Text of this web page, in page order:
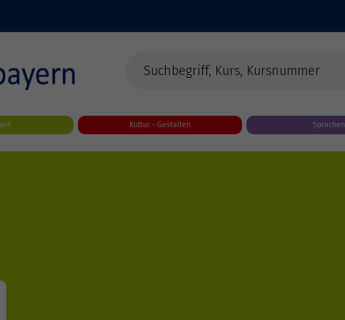
Kultur - Gestalten Sprachen